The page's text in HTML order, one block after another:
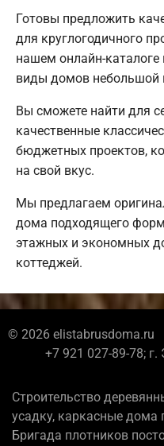
Готовы предложить
для круглогодичного
нашем онлайн-
виды домов небольшой
Вы сможете найти для
качественные
бюджетных проектов,
на свой вкус.
Мы предлагаем
дома подходящего
этажных и экономных
коттеджей.
© 2026 elistabrusdoma.ru
+7 921 027-89-78; г.
Строительство
усадку, каркасные
Бригада плотников